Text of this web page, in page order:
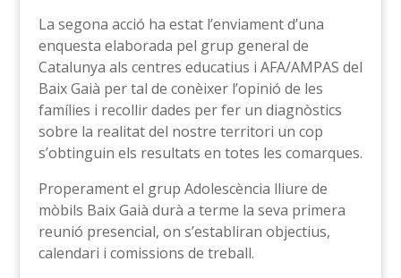
La segona acció ha estat l’enviament d’una
enquesta elaborada pel grup general de
Catalunya als centres educatius i AFA/AMPAS del
Baix Gaià per tal de conèixer l’opinió de les
famílies i recollir dades per fer un diagnòstics
sobre la realitat del nostre territori un cop
s’obtinguin els resultats en totes les comarques.
Properament el grup Adolescència lliure de
mòbils Baix Gaià durà a terme la seva primera
reunió presencial, on s’establiran objectius,
calendari i comissions de treball.